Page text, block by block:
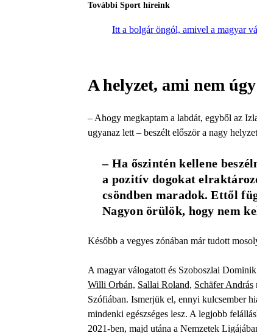
További Sport híreink
Itt a bolgár öngól, amivel a magyar
A helyzet, ami nem
– Ahogy megkaptam a labdát, egyből az
ugyanaz lett – beszélt először a nagy
– Ha őszintén kellene
a pozitív dogokat
csöndben maradok. Ettől
Nagyon örülök, hogy nem
Később a vegyes zónában már tudott
A magyar válogatott és Szoboszlai
Willi Orbán, Sallai Roland, Schäfer András
Szófiában. Ismerjük el, ennyi kulcsember
mindenki egészséges lesz. A legjobb
2021-ben, majd utána a Nemzetek